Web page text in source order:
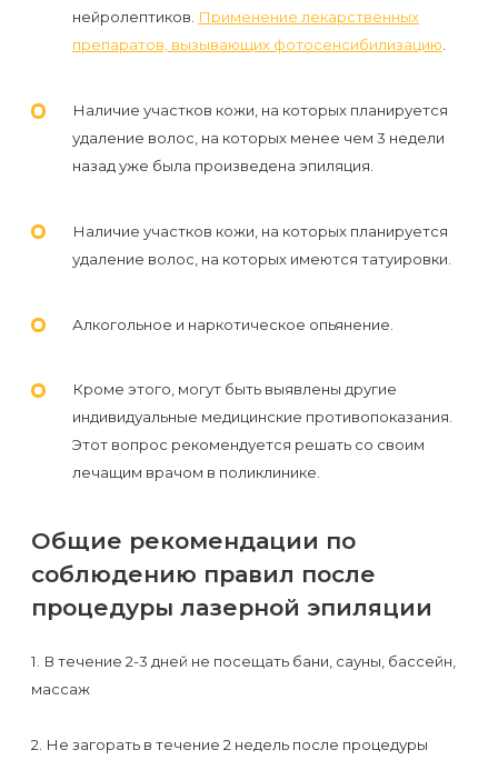
нейролептиков. Применение лекарственных
препаратов, вызывающих фотосенсибилизацию
Наличие участков кожи, на которых планируется
удаление волос, на которых менее чем 3 недели
назад уже была произведена эпиляция.
Наличие участков кожи, на которых планируется
удаление волос, на которых имеются татуировки.
Алкогольное и наркотическое опьянение.
Кроме этого, могут быть выявлены другие
индивидуальные медицинские противопоказания.
Этот вопрос рекомендуется решать со своим
лечащим врачом в поликлинике.
Общие рекомендации по
соблюдению правил после
процедуры лазерной эпиляции
1. В течение 2-3 дней не посещать бани, сауны, бассейн,
массаж
2. Не загорать в течение 2 недель после процедуры